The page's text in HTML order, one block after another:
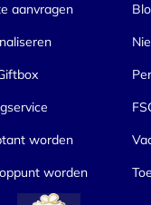
aanvragen
worden